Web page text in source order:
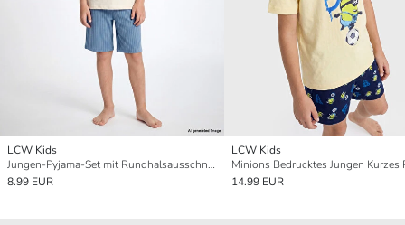
LCW Kids
Jungen-Pyjama-Set mit Rundhalsausschnitt und Shorts
8.99 EUR
LCW Kids
14.99 EUR